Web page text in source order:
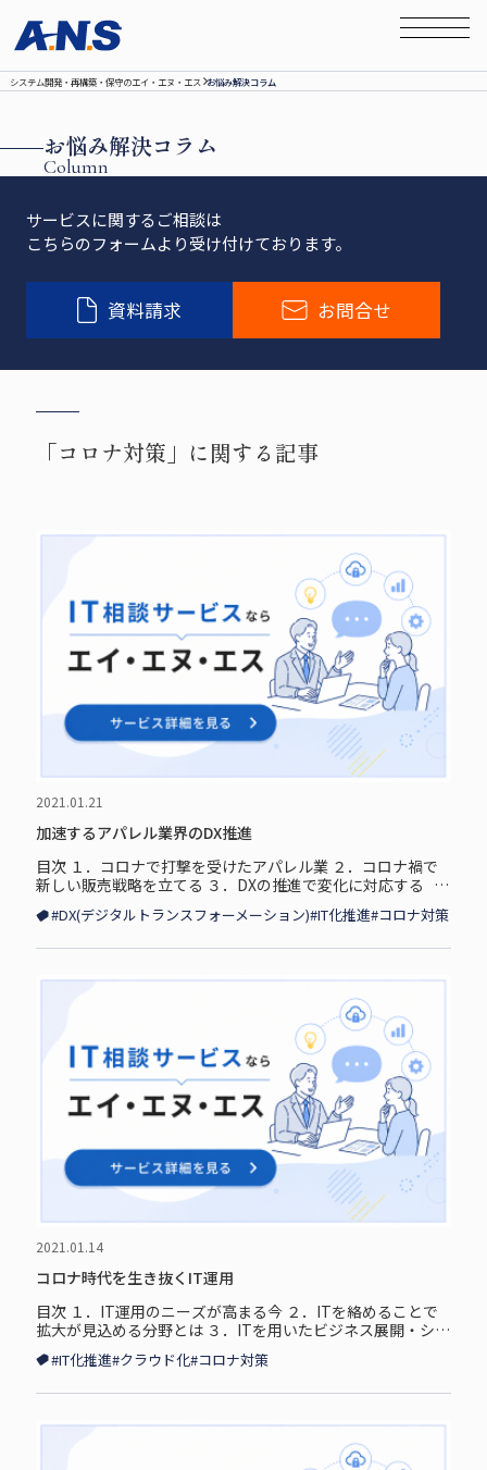
システム開発‧再構築‧保守のエイ‧エヌ‧エス お悩み解決コラム
Column
お悩み解決コラム
サービスに関するご相談は
こちらのフォームより受け付けております。
資料請求 お問合せ
「コロナ対策」に関する記事
2021.01.21
加速するアパレル業界のDX推進
目次 １．コロナで打撃を受けたアパレル業 ２．コロナ禍で
新しい販売戦略を立てる ３．DXの推進で変化に対応する
コロナで打撃を受けたアパレル業 2021年の幕が開け、緊急
事態宣言から2...
#DX(デジタルトランスフォーメーション)#IT化推進#コロナ対策
2021.01.14
コロナ時代を生き抜くIT運用
目次 １．IT運用のニーズが高まる今 ２．ITを絡めることで
拡大が見込める分野とは ３．ITを用いたビジネス展開・シス
コロナ...
#IT化推進#クラウド化#コロナ対策